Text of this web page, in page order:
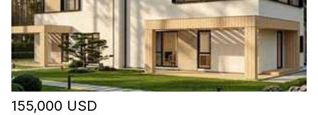
155,000 USD